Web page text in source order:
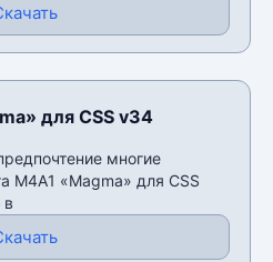
для CSS v34
многие
M4A1 «Magma» для CSS
в